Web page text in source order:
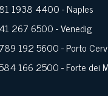
1938 4400- Naples
267 6500- Venedig
192 5600- Porto
166 2500- Forte dei